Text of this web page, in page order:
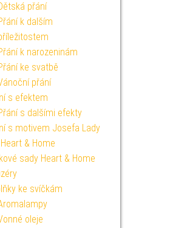
přání
k dalším
k narozeninám
ke svatbě
přání
s efektem
s dalšími efekty
s motivem Josefa Lady
& Home
sady Heart & Home
ke svíčkám
oleje